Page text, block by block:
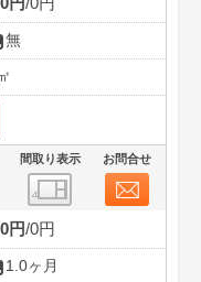
円 0円
無
間取り表示 お問合せ
円 0円
1.0ヶ月